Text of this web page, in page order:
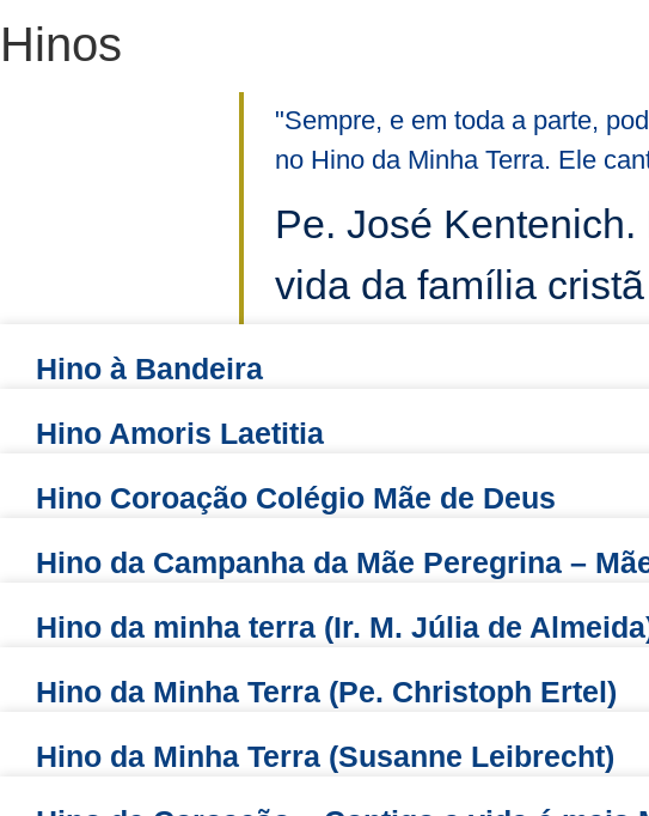
Hinos
"Sempre, e em toda a parte,
no Hino da Minha Terra. Ele
Pe. José
vida da família cristã
Hino à Bandeira
Hino Amoris Laetitia
Hino Coroação Colégio Mãe de Deus
Hino da Campanha da Mãe Peregrina –
Hino da minha terra (Ir. M. Júlia de
Hino da Minha Terra (Pe. Christoph Ertel)
Hino da Minha Terra (Susanne Leibrecht)